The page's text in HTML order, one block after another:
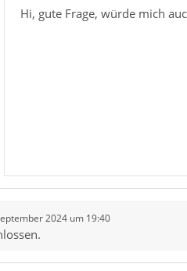
Hi, gute Frage, würde mich
2024 um 19:40